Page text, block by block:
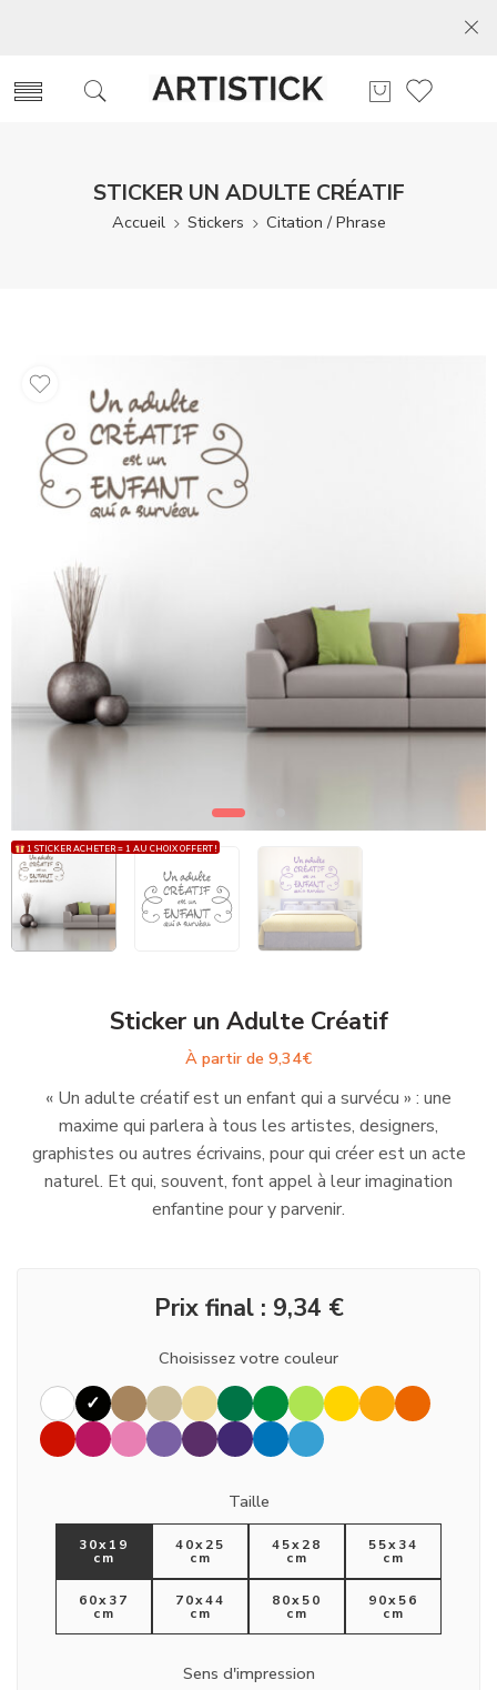
STICKER UN ADULTE CRÉATIF
Accueil Stickers Citation / Phrase
1 STICKER ACHETER = 1 AU CHOIX OFFERT !
Sticker un Adulte Créatif
À partir de 9,34€
« Un adulte créatif est un enfant qui a survécu » : une
maxime qui parlera à tous les artistes, designers,
graphistes ou autres écrivains, pour qui créer est un acte
naturel. Et qui, souvent, font appel à leur imagination
enfantine pour y parvenir.
Prix final : 9,34 €
Choisissez votre couleur
Taille
30x19
cm
40x25
cm
45x28
cm
55x34
cm
60x37
cm
70x44
cm
80x50
cm
90x56
cm
Sens d'impression